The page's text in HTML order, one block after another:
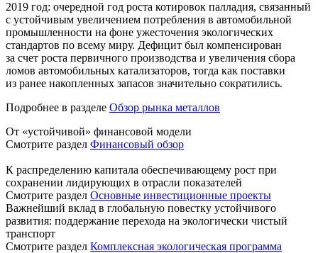
2019 год: очередной год роста котировок палладия, связанный
с устойчивым увеличением потребления в автомобильной
промышленности на фоне ужесточения экологических
стандартов по всему миру. Дефицит был компенсирован
за счет роста первичного производства и увеличения сбора
ломов автомобильных катализаторов, тогда как поставки
из ранее накопленных запасов значительно сократились.
Подробнее в разделе Обзор рынка металлов
От «устойчивой» финансовой модели
Смотрите раздел Финансовый обзор
К распределению капитала обеспечивающему рост при
сохранении лидирующих в отрасли показателей
Смотрите раздел Основные инвестиционные проекты
Важнейший вклад в глобальную повестку устойчивого
развития: поддержание перехода на экологически чистый
транспорт
Смотрите раздел Комплексная экологическая программа